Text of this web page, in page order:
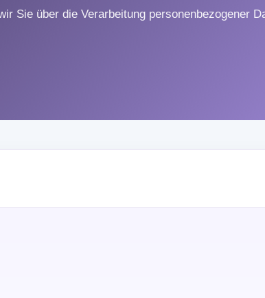
Sie über die Verarbeitung personenbezogener